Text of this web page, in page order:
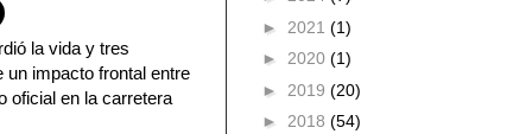
la vida y tres
un impacto frontal entre
oficial en la carretera
► 2021 (1)
► 2020 (1)
► 2019 (20)
► 2018 (54)